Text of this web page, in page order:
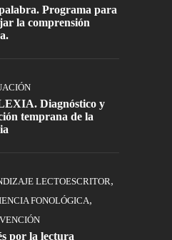
Programa para
la comprensión
Diagnóstico y
temprana de la
LECTOESCRITOR,
FONOLÓGICA,
por la lectura